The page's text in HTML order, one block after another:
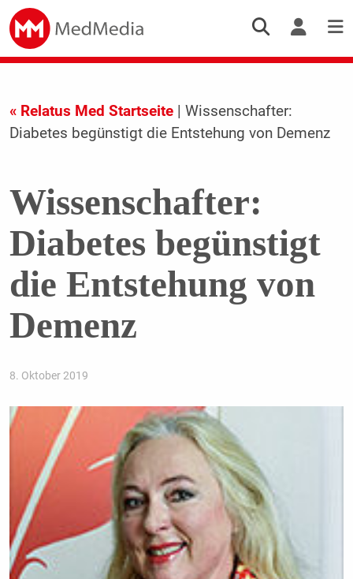
« Relatus Med Startseite| Wissenschafter:
Diabetes begünstigt die Entstehung von Demenz
Wissenschafter:
Diabetes begünstigt
die Entstehung von
Demenz
8. Oktober 2019